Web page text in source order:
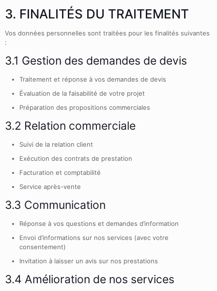
3. FINALITÉS DU TRAITEMENT
Vos données personnelles sont traitées pour les finalités suivantes
:
3.1 Gestion des demandes de devis
Traitement et réponse à vos demandes de devis
Évaluation de la faisabilité de votre projet
Préparation des propositions commerciales
3.2 Relation commerciale
Suivi de la relation client
Exécution des contrats de prestation
Facturation et comptabilité
Service après-vente
3.3 Communication
Réponse à vos questions et demandes d’information
Envoi d’informations sur nos services (avec votre
consentement)
Invitation à laisser un avis sur nos prestations
3.4 Amélioration de nos services